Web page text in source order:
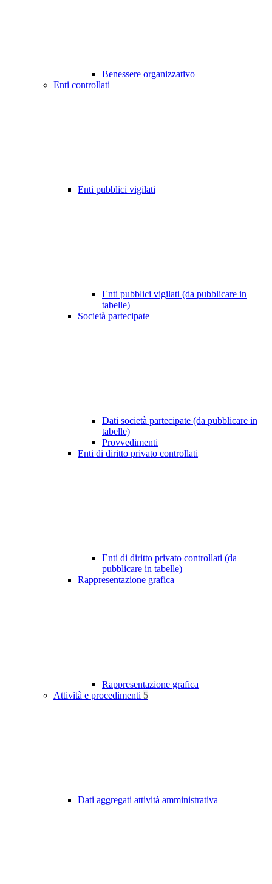
Benessere organizzativo
Enti controllati
Enti pubblici vigilati
Enti pubblici vigilati (da pubblicare in
tabelle)
Società partecipate
Dati società partecipate (da pubblicare in
tabelle)
Provvedimenti
Enti di diritto privato controllati
Enti di diritto privato controllati (da
pubblicare in tabelle)
Rappresentazione grafica
Rappresentazione grafica
Attività e procedimenti 5
Dati aggregati attività amministrativa